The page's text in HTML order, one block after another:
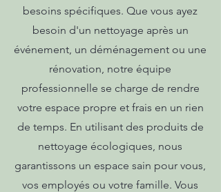
besoins spécifiques. Que vous ayez
besoin d'un nettoyage après un
événement, un déménagement ou une
rénovation, notre équipe
professionnelle se charge de rendre
votre espace propre et frais en un rien
de temps. En utilisant des produits de
nettoyage écologiques, nous
garantissons un espace sain pour vous,
vos employés ou votre famille. Vous